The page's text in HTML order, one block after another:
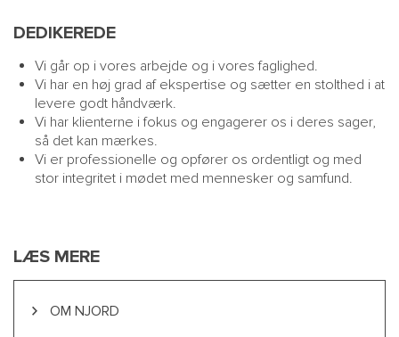
DEDIKEREDE
Vi går op i vores arbejde og i vores faglighed.
Vi har en høj grad af ekspertise og sætter en stolthed i at
levere godt håndværk.
Vi har klienterne i fokus og engagerer os i deres sager,
så det kan mærkes.
Vi er professionelle og opfører os ordentligt og med
stor integritet i mødet med mennesker og samfund.
LÆS MERE
OM NJORD